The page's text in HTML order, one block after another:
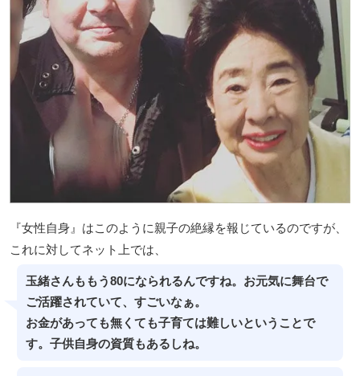
『女性自身』はこのように親子の絶縁を報じているのですが、
これに対してネット上では、
玉緒さんももう80になられるんですね。お元気に舞台で
ご活躍されていて、すごいなぁ。
お金があっても無くても子育ては難しいということで
す。子供自身の資質もあるしね。